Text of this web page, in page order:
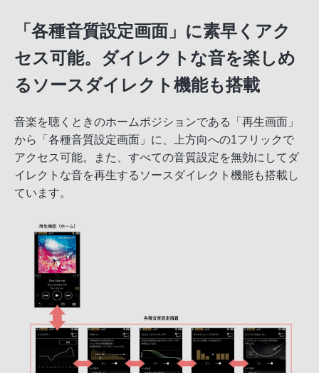
「各種音質設定画面」に素早くアク
セス可能。ダイレクトな音を楽しめ
るソースダイレクト機能も搭載
音楽を聴くときのホームポジションである「再生画面」
から「各種音質設定画面」に、上方向への1フリックで
アクセス可能。また、すべての音質設定を無効にしてダ
イレクトな音を再生するソースダイレクト機能も搭載し
ています。